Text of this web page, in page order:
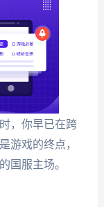
，你早已在跨
游戏的终点，
国服主场。